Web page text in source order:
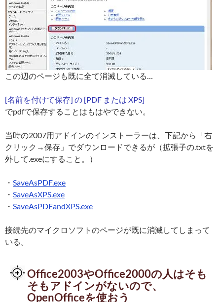
この辺のページも既に全て消滅している…
[名前を付けて保存] の [PDF または XPS]
でpdfで保存することはもはやできない。
当時の2007用アドインのインストーラーは、下記から「右
クリック→保存」でダウンロードできるが（拡張子の.txtを
外して.exeにすること。）
・ SaveAsPDF.exe
・ SaveAsXPS.exe
・ SaveAsPDFandXPS.exe
接続先のマイクロソフトのページが既に消滅してしまって
いる。
Office2003やOffice2000の人はそも
そもアドインがないので、
OpenOfficeを使おう